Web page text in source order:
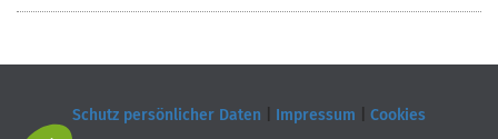
Schutz persönlicher Daten Impressum Cookies